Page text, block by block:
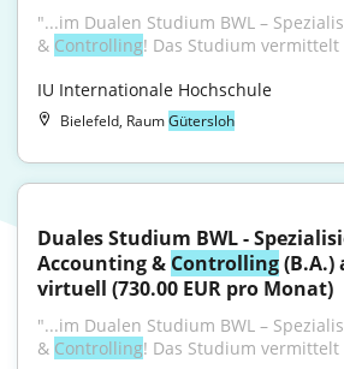
"...im Dualen Studium BWL –
& Controlling! Das Studium
IU Internationale Hochschule
Bielefeld, RaumGütersloh
Duales Studium BWL -
Accounting & Controlling (B.A.)
virtuell (730.00 EUR pro Monat)
"...im Dualen Studium BWL –
& Controlling! Das Studium